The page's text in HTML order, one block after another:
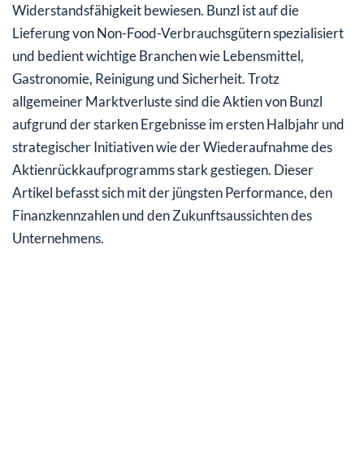
Widerstandsfähigkeit bewiesen. Bunzl ist auf die
Lieferung von Non-Food-Verbrauchsgütern spezialisiert
und bedient wichtige Branchen wie Lebensmittel,
Gastronomie, Reinigung und Sicherheit. Trotz
allgemeiner Marktverluste sind die Aktien von Bunzl
aufgrund der starken Ergebnisse im ersten Halbjahr und
strategischer Initiativen wie der Wiederaufnahme des
Aktienrückkaufprogramms stark gestiegen. Dieser
Artikel befasst sich mit der jüngsten Performance, den
Finanzkennzahlen und den Zukunftsaussichten des
Unternehmens.